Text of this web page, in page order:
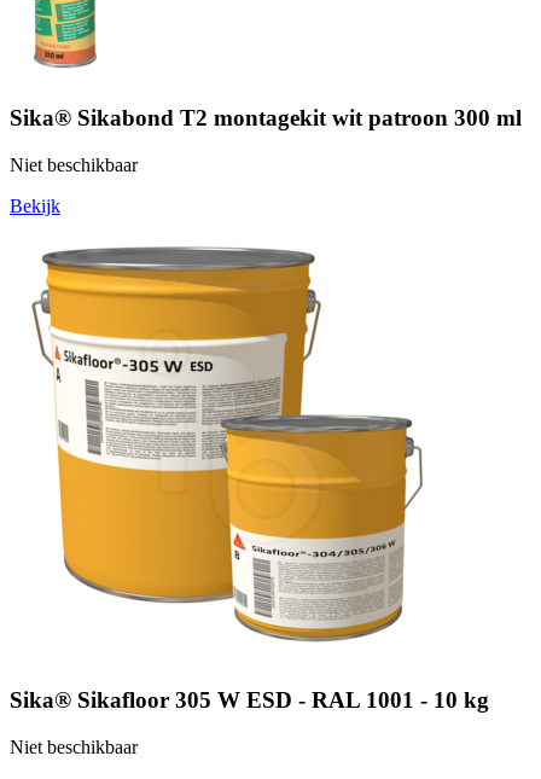
Sika® Sikabond T2 montagekit wit patroon 300 ml
Niet beschikbaar
Bekijk
Sika® Sikafloor 305 W ESD - RAL 1001 - 10 kg
Niet beschikbaar